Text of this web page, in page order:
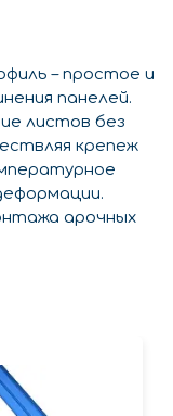
– простое и
панелей.
листов без
крепеж
арочных